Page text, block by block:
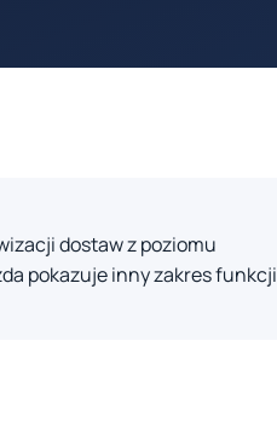
dostaw z poziomu
pokazuje inny zakres funkcji